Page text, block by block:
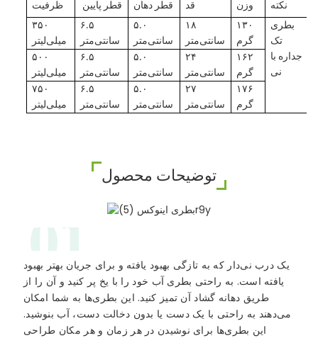
ظرفیت قطر پایین قطر دهان قد وزن
نکته
۳۵۰
میلی‌لیتر
۶.۵
سانتی‌متر
۵.۰
سانتی‌متر
۱۸
سانتی‌متر
۱۳۰
گرم
بطری
تک
جداره با
نی
۵۰۰
میلی‌لیتر
۶.۵
سانتی‌متر
۵.۰
سانتی‌متر
۲۴
سانتی‌متر
۱۶۲
گرم
۷۵۰
میلی‌لیتر
۶.۵
سانتی‌متر
۵.۰
سانتی‌متر
۲۷
سانتی‌متر
۱۷۶
گرم
توضیحات محصول
01
یک درب نی‌دار که به تازگی بهبود یافته و برای جریان بهتر بهبود
یافته است. به راحتی بطری آب خود را با یخ پر کنید و آن را از
طریق دهانه گشاد آن تمیز کنید. این بطری‌ها به شما امکان
می‌دهند به راحتی با یک دست یا بدون دخالت دست، آب بنوشید.
این بطری‌ها برای نوشیدن در هر زمان و هر مکان طراحی